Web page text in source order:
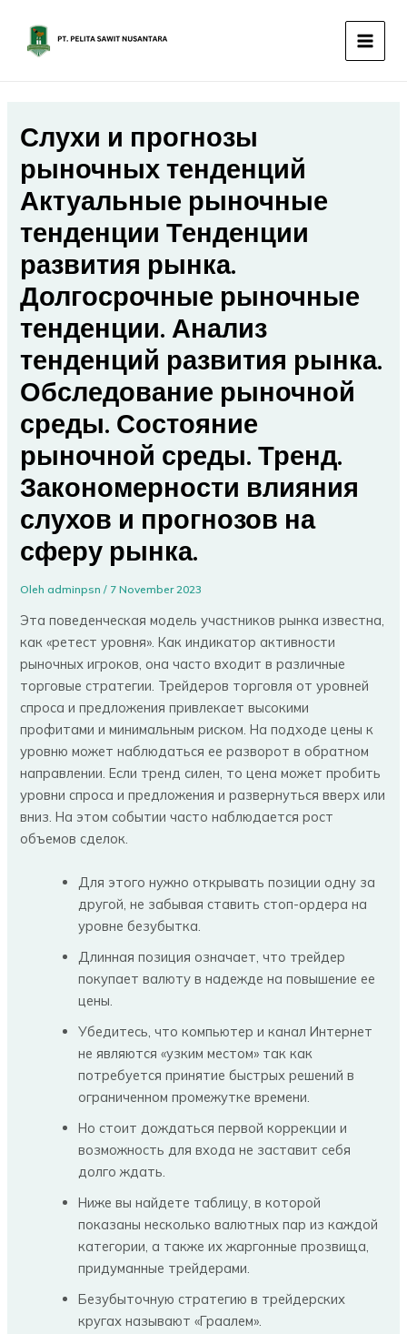
konten
MAIN
Слухи и прогнозы
рыночных тенденций
Актуальные рыночные
тенденции Тенденции
развития рынка.
Долгосрочные рыночные
тенденции. Анализ
тенденций развития рынка.
Обследование рыночной
среды. Состояние
рыночной среды. Тренд.
Закономерности влияния
слухов и прогнозов на
сферу рынка.
Olehadminpsn/ 7 November 2023
Эта поведенческая модель участников рынка известна,
как «ретест уровня». Как индикатор активности
рыночных игроков, она часто входит в различные
торговые стратегии. Трейдеров торговля от уровней
спроса и предложения привлекает высокими
профитами и минимальным риском. На подходе цены к
уровню может наблюдаться ее разворот в обратном
направлении. Если тренд силен, то цена может пробить
уровни спроса и предложения и развернуться вверх или
вниз. На этом событии часто наблюдается рост
объемов сделок.
Для этого нужно открывать позиции одну за
другой, не забывая ставить стоп-ордера на
уровне безубытка.
Длинная позиция означает, что трейдер
покупает валюту в надежде на повышение ее
цены.
Убедитесь, что компьютер и канал Интернет
не являются «узким местом» так как
потребуется принятие быстрых решений в
ограниченном промежутке времени.
Но стоит дождаться первой коррекции и
возможность для входа не заставит себя
долго ждать.
Ниже вы найдете таблицу, в которой
показаны несколько валютных пар из каждой
категории, а также их жаргонные прозвища,
придуманные трейдерами.
Безубыточную стратегию в трейдерских
кругах называют «Граалем».